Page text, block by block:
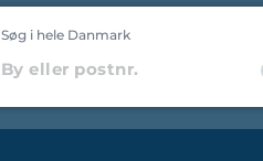
Søg i hele Danmark